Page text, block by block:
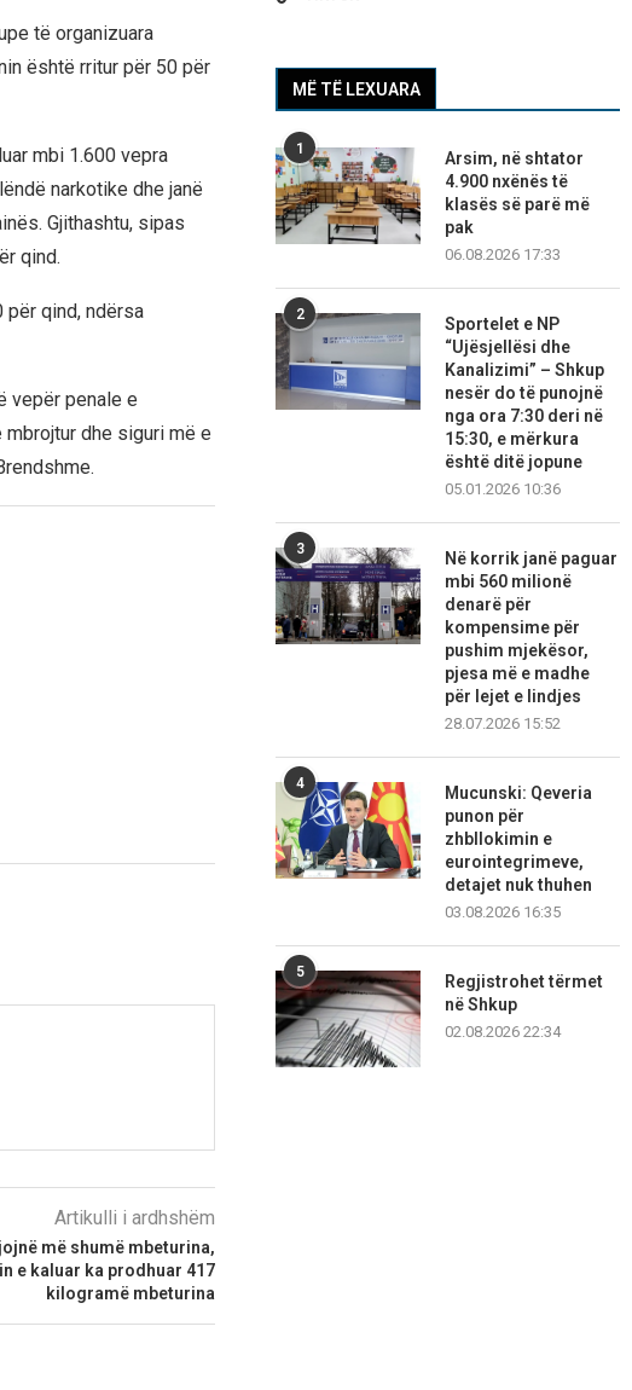
të organizuara
është rritur për 50 për
mbi 1.600 vepra
narkotike dhe janë
Gjithashtu, sipas
qind.
qind, ndërsa
vepër penale e
mbrojtur dhe siguri më e
Artikulli i ardhshëm
më shumë mbeturina,
e kaluar ka prodhuar 417
kilogramë mbeturina
MË TË LEXUARA
1
Arsim, në shtator
4.900 nxënës të
klasës së parë më
pak
06.08.2026 17:33
2
Sportelet e NP
“Ujësjellësi dhe
Kanalizimi” – Shkup
nesër do të punojnë
nga ora 7:30 deri në
15:30, e mërkura
është ditë jopune
05.01.2026 10:36
3
Në korrik janë paguar
mbi 560 milionë
denarë për
kompensime për
pushim mjekësor,
pjesa më e madhe
për lejet e lindjes
28.07.2026 15:52
4
Mucunski: Qeveria
punon për
zhbllokimin e
eurointegrimeve,
detajet nuk thuhen
03.08.2026 16:35
5
Regjistrohet tërmet
në Shkup
02.08.2026 22:34